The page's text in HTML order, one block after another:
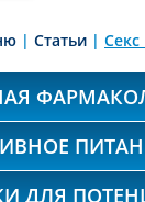
| Статьи |
ДЛЯ